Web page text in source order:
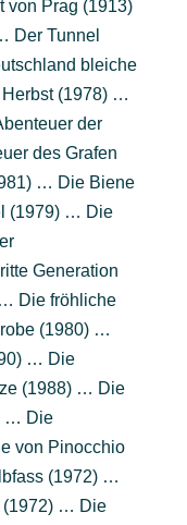
von Prag (1913)
Der Tunnel
bleiche
(1978) …
der
des Grafen
… Die Biene
(1979) … Die
Generation
Die fröhliche
(1980) …
… Die
(1988) … Die
… Die
von Pinocchio
(1972) …
(1972) … Die